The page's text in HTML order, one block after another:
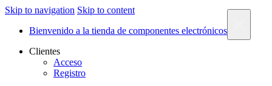
Skip to navigation Skip to content
Bienvenido a la tienda de componentes electrónicos
Clientes
Acceso
Registro